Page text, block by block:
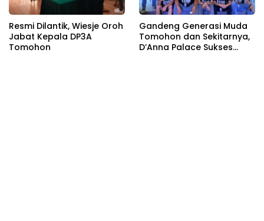
Resmi Dilantik, Wiesje Oroh
Jabat Kepala DP3A
Tomohon
Gandeng Generasi Muda
Tomohon dan Sekitarnya,
D’Anna Palace Sukses